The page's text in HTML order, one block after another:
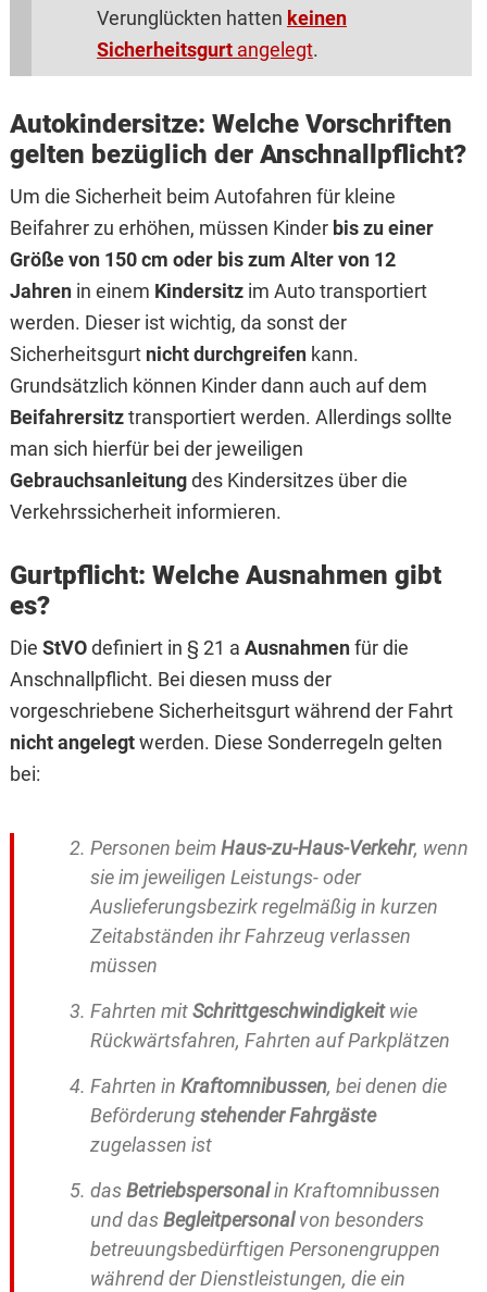
Verunglückten hatten keinen
Sicherheitsgurtangelegt.
Autokindersitze: Welche Vorschriften
gelten bezüglich der Anschnallpflicht?
Um die Sicherheit beim Autofahren für kleine
Beifahrer zu erhöhen, müssen Kinder bis zu einer
Größe von 150 cm oder bis zum Alter von 12
Jahrenin einem Kindersitzim Auto transportiert
werden. Dieser ist wichtig, da sonst der
Sicherheitsgurt nicht durchgreifenkann.
Grundsätzlich können Kinder dann auch auf dem
Beifahrersitztransportiert werden. Allerdings sollte
man sich hierfür bei der jeweiligen
Gebrauchsanleitungdes Kindersitzes über die
Verkehrssicherheit informieren.
Gurtpflicht: Welche Ausnahmen gibt
es?
Die StVOdefiniert in § 21 a Ausnahmenfür die
Anschnallpflicht. Bei diesen muss der
vorgeschriebene Sicherheitsgurt während der Fahrt
nicht angelegtwerden. Diese Sonderregeln gelten
bei:
Personen beimHaus-zu-Haus-Verkehr, wenn
sie im jeweiligen Leistungs- oder
Auslieferungsbezirk regelmäßig in kurzen
Zeitabständen ihr Fahrzeug verlassen
müssen
Fahrten mitSchrittgeschwindigkeitwie
Rückwärtsfahren, Fahrten auf Parkplätzen
Fahrten in Kraftomnibussen, bei denen die
Beförderungstehender Fahrgäste
zugelassen ist
dasBetriebspersonalin Kraftomnibussen
und dasBegleitpersonalvon besonders
betreuungsbedürftigen Personengruppen
während der Dienstleistungen, die ein